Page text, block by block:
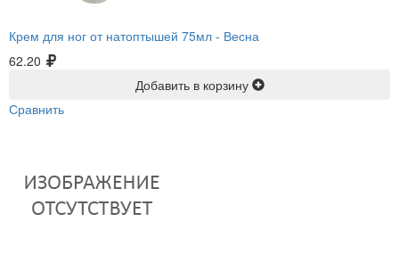
Крем для ног от натоптышей 75мл - Весна
62.20
Добавить в корзину
Сравнить